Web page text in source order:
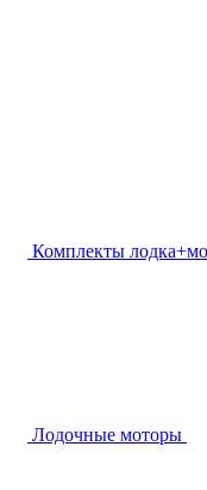
Комплекты
Лодочные моторы